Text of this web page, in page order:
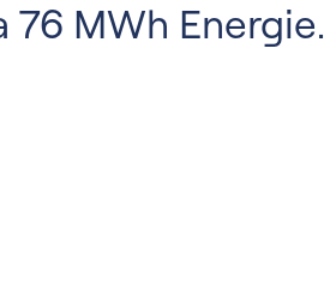
MWh Energie.